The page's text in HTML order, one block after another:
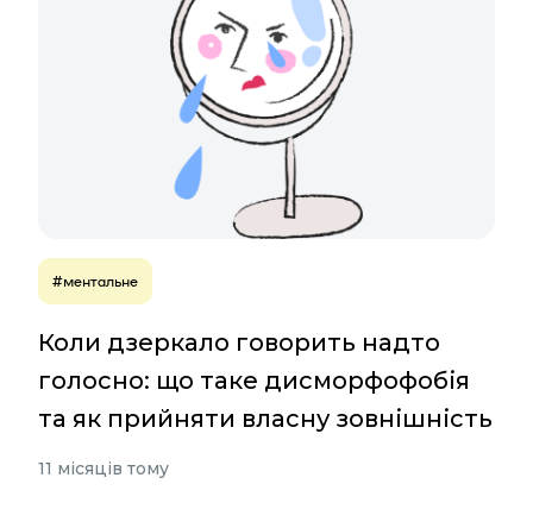
#ментальне
Коли дзеркало говорить надто
голосно: що таке дисморфофобія
та як прийняти власну зовнішність
11 місяців тому